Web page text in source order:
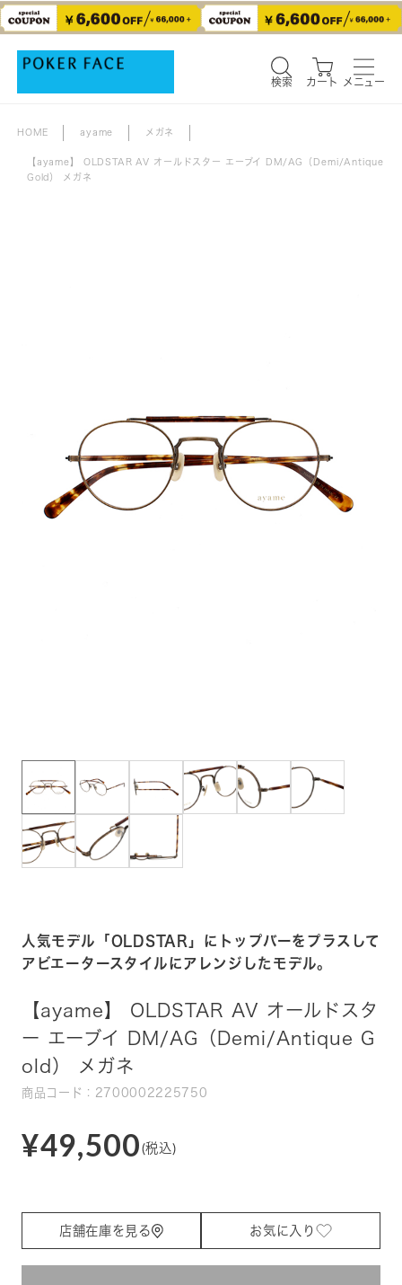
検索 カート メニュー
HOME ayame メガネ
【ayame】 OLDSTAR AV オールドスター エーブイ DM/AG（Demi/Antique
Gold） メガネ
人気モデル「OLDSTAR」にトップバーをプラスして
アビエータースタイルにアレンジしたモデル。
【ayame】 OLDSTAR AV オールドスタ
ー エーブイ DM/AG（Demi/Antique G
old） メガネ
商品コード：2700002225750
¥49,500 (税込)
店舗在庫を見る お気に入り